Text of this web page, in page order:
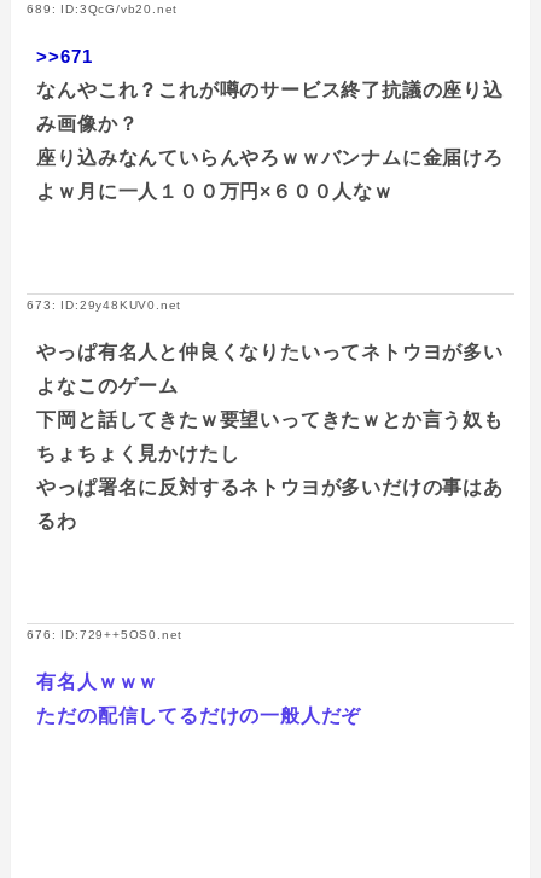
689: ID:3QcG/vb20.net
>>671
なんやこれ？これが噂のサービス終了抗議の座り込
み画像か？
座り込みなんていらんやろｗｗバンナムに金届けろ
よｗ月に一人１００万円×６００人なｗ
673: ID:29y48KUV0.net
やっぱ有名人と仲良くなりたいってネトウヨが多い
よなこのゲーム
下岡と話してきたｗ要望いってきたｗとか言う奴も
ちょちょく見かけたし
やっぱ署名に反対するネトウヨが多いだけの事はあ
るわ
676: ID:729++5OS0.net
有名人ｗｗｗ
ただの配信してるだけの一般人だぞ